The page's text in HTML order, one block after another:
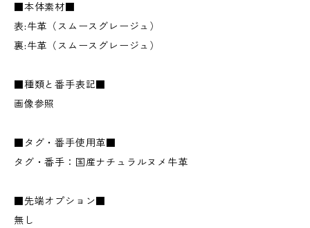
■本体素材■
表:牛革（スムースグレージュ）
裏:牛革（スムースグレージュ）
■種類と番手表記■
画像参照
■タグ・番手使用革■
タグ・番手：国産ナチュラルヌメ牛革
■先端オプション■
無し